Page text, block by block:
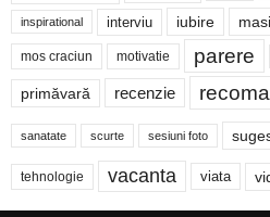
inspirational interviu iubire
mos craciun motivatie parere
primăvară recenzie
sanatate scurte sesiuni foto
tehnologie vacanta viata